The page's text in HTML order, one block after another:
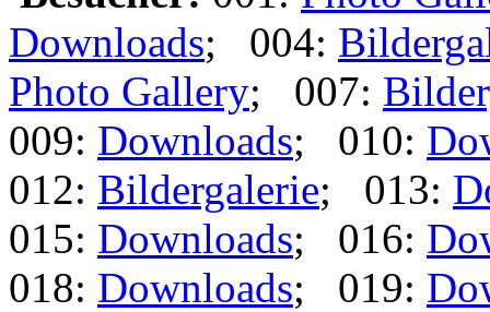
Downloads; 004:
Photo Gallery; 007:
009: Downloads; 010:
012: Bildergalerie; 013:
015: Downloads; 016:
018: Downloads; 019: